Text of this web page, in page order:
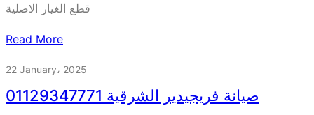
قطع الغيار الاصلية
Read More
22 January، 2025
صيانة فريجيدير الشرقية 01129347771